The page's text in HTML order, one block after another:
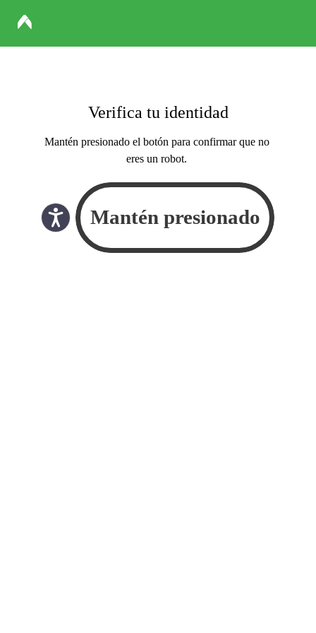
Verifica tu identidad
Mantén presionado el botón para confirmar que no
eres un robot.